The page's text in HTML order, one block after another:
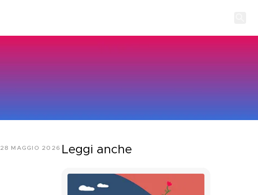
28 MAGGIO 2026 Leggi anche